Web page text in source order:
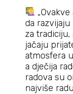
da
za tradiciju,
jačaju
atmosfera
a dječija
radova su
najviše